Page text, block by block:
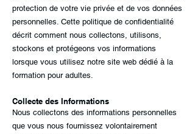
protection de votre vie privée et de vos données
personnelles. Cette politique de confidentialité
décrit comment nous collectons, utilisons,
stockons et protégeons vos informations
lorsque vous utilisez notre site web dédié à la
formation pour adultes.
Collecte des Informations
Nous collectons des informations personnelles
que vous nous fournissez volontairement